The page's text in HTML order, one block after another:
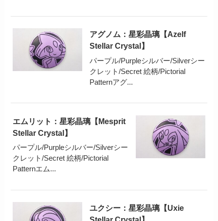
アグノム：星彩晶璃【Azelf
Stellar Crystal】
パープル/Purpleシルバー/Silverシー
クレット/Secret 絵柄/Pictorial
Patternアグ...
エムリット：星彩晶璃【Mesprit
Stellar Crystal】
パープル/Purpleシルバー/Silverシー
クレット/Secret 絵柄/Pictorial
Patternエム...
ユクシー：星彩晶璃【Uxie